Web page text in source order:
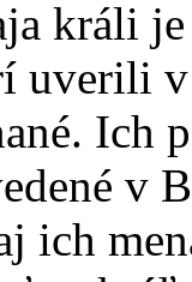
králi
v
Ich
v
ich